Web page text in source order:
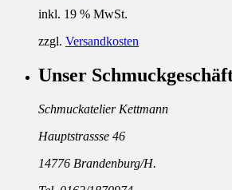
inkl. 19 % MwSt.
zzgl. Versandkosten
Unser
Schmuckatelier Kettmann
Hauptstrassse 46
14776 Brandenburg/H.